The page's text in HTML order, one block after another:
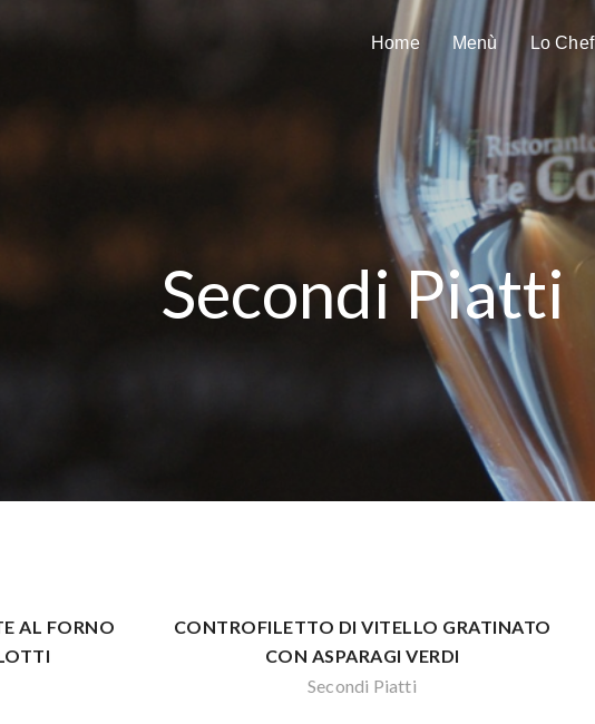
Home Menù Lo Chef
Secondi Piatti
AL FORNO
CONTROFILETTO DI VITELLO GRATINATO
CON ASPARAGI VERDI
Secondi Piatti